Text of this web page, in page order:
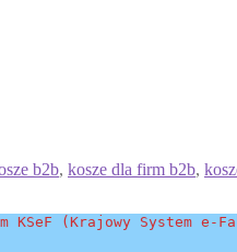
b2b, kosze dla firm b2b,
KSeF (Krajowy System